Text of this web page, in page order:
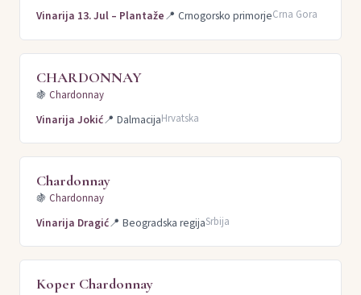
Vinarija 13. Jul – Plantaže📍 Crnogorsko primorjeCrna Gora
CHARDONNAY
🍇 Chardonnay
Vinarija Jokić📍 DalmacijaHrvatska
Chardonnay
🍇 Chardonnay
Vinarija Dragić📍 Beogradska regijaSrbija
Koper Chardonnay